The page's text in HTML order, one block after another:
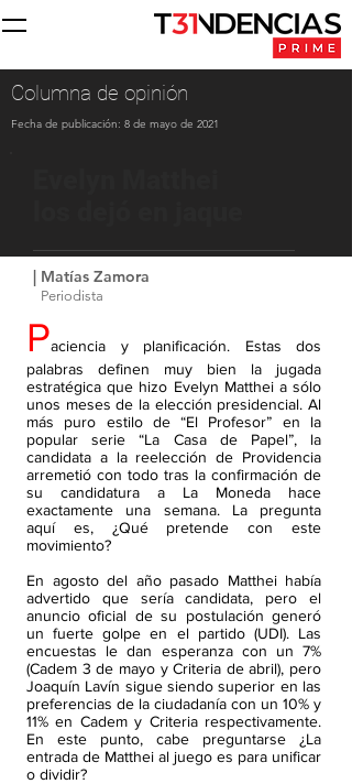
Columna de opinión
Fecha de publicación: 8 de mayo de 2021
| Matías Zamora
Periodista
Paciencia y planificación. Estas dos
palabras definen muy bien la jugada
estratégica que hizo Evelyn Matthei a sólo
unos meses de la elección presidencial. Al
más puro estilo de “El Profesor” en la
popular serie “La Casa de Papel”, la
candidata a la reelección de Providencia
arremetió con todo tras la confirmación de
su candidatura a La Moneda hace
exactamente una semana. La pregunta
aquí es, ¿Qué pretende con este
movimiento?
En agosto del año pasado Matthei había
advertido que sería candidata, pero el
anuncio oficial de su postulación generó
un fuerte golpe en el partido (UDI). Las
encuestas le dan esperanza con un 7%
(Cadem 3 de mayo y Criteria de abril), pero
Joaquín Lavín sigue siendo superior en las
preferencias de la ciudadanía con un 10% y
11% en Cadem y Criteria respectivamente.
En este punto, cabe preguntarse ¿La
entrada de Matthei al juego es para unificar
o dividir?